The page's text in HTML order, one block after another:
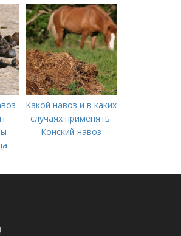
Какой навоз и в каких
случаях применять.
Конский навоз